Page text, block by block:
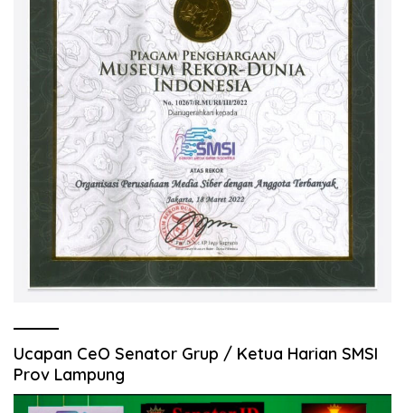
Ucapan CeO Senator Grup / Ketua Harian SMSI
Prov Lampung